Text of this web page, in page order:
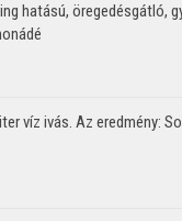
hatású, öregedésgátló,
víz ivás. Az eredmény: